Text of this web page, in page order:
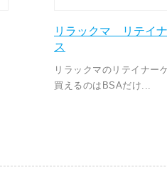
リラックマ リテイ
ス
リラックマのリテイナー
買えるのはBSAだけ...